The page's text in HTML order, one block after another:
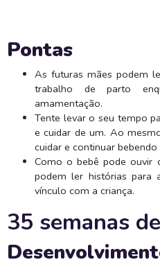
Pontas
As futuras mães podem
trabalho de parto
amamentação.
Tente levar o seu tempo
e cuidar de um. Ao
cuidar e continuar
Como o bebê pode ouvir
podem ler histórias para
vínculo com a criança.
35 semanas